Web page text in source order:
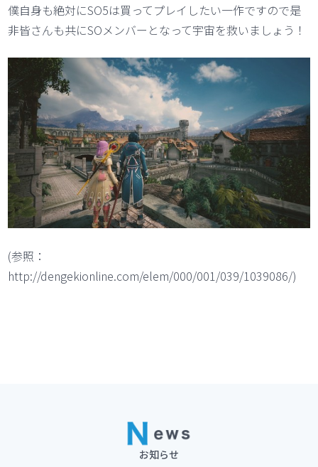
僕自身も絶対にSO5は買ってプレイしたい一作ですので是
非皆さんも共にSOメンバーとなって宇宙を救いましょう！
(参照：
http://dengekionline.com/elem/000/001/039/1039086/)
お知らせ